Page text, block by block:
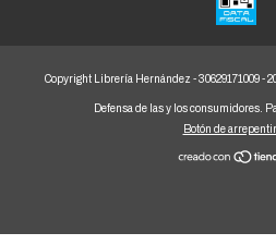
Copyright Librería Hernández - 30629171009 -
Defensa de las y los consumidores.
Botón de